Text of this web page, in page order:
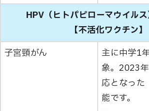
HPV（ヒトパピローマウイル
【不活化ワクチン】
子宮頸がん
主に中学1
象。2023
応となった
能です。